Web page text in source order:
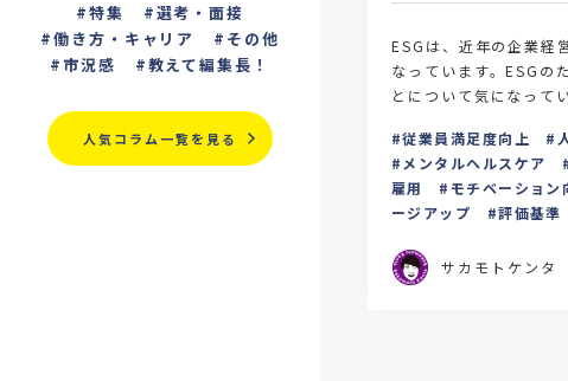
ESGは、近年の企業経
なっています。ESGの
とについて気になって
献できる人事の取…
従業員満足度向上
メンタルヘルスケア
雇用
モチベーション
ージアップ
評価基準
サカモトケンタ
特集
選考・面接
働き方・キャリア
その他
市況感
教えて編集長！
人気コラム一覧を見る